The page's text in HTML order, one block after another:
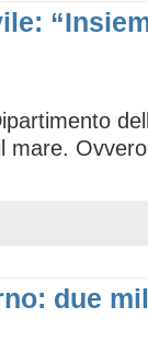
mare.
due